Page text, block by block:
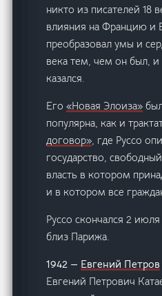
никто из писателей 18
влияния на Францию и
преобразовал умы и
века тем, чем он был,
казался.
Его«Новая Элоиза»
популярна, как и
договор», где Руссо
государство,
власть в котором
и в котором все
Руссо скончался 2
близ Парижа.
1942 — Евгений Петров
Евгений Петрович